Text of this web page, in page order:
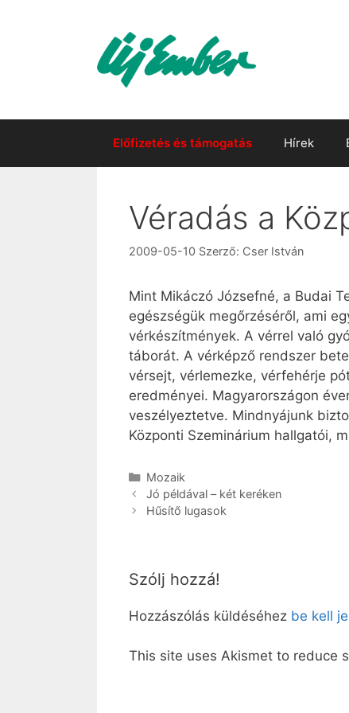
Előfizetés és támogatás Hírek
Véradás a
2009-05-10 Szerző: Cser István
Mint Mikáczó Józsefné, a Budai
egészségük megőrzéséről, ami
vérkészítmények. A vérrel való
táborát. A vérképző rendszer
vérsejt, vérlemezke, vérfehérje
eredményei. Magyarországon
veszélyeztetve. Mindnyájunk
Központi Szeminárium hallgatói,
Kategória
Mozaik
Jó példával – két keréken
Hűsítő lugasok
Szólj hozzá!
Hozzászólás küldéséhez be kell
This site uses Akismet to reduce